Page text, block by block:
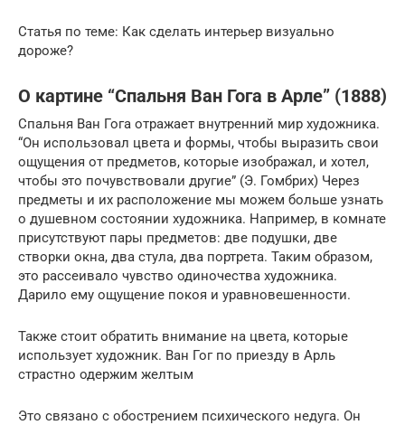
Статья по теме: Как сделать интерьер визуально
дороже?
О картине “Спальня Ван Гога в Арле” (1888)
Спальня Ван Гога отражает внутренний мир художника.
“Он использовал цвета и формы, чтобы выразить свои
ощущения от предметов, которые изображал, и хотел,
чтобы это почувствовали другие” (Э. Гомбрих) Через
предметы и их расположение мы можем больше узнать
о душевном состоянии художника. Например, в комнате
присутствуют пары предметов: две подушки, две
створки окна, два стула, два портрета. Таким образом,
это рассеивало чувство одиночества художника.
Дарило ему ощущение покоя и уравновешенности.
Также стоит обратить внимание на цвета, которые
использует художник. Ван Гог по приезду в Арль
страстно одержим желтым
Это связано с обострением психического недуга. Он